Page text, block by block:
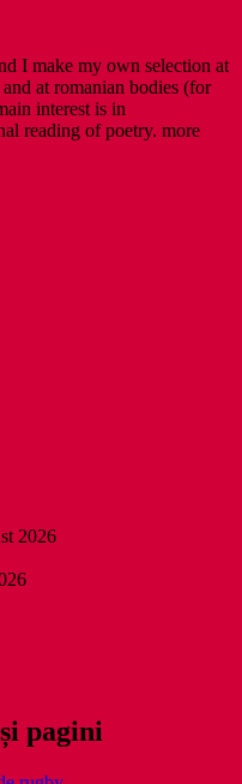
I make my own selection at
at romanian bodies (for
interest is in
reading of poetry. more
2026
pagini